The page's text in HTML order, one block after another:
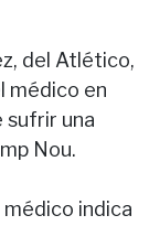
del Atlético,
médico en
sufrir una
Nou.
indica